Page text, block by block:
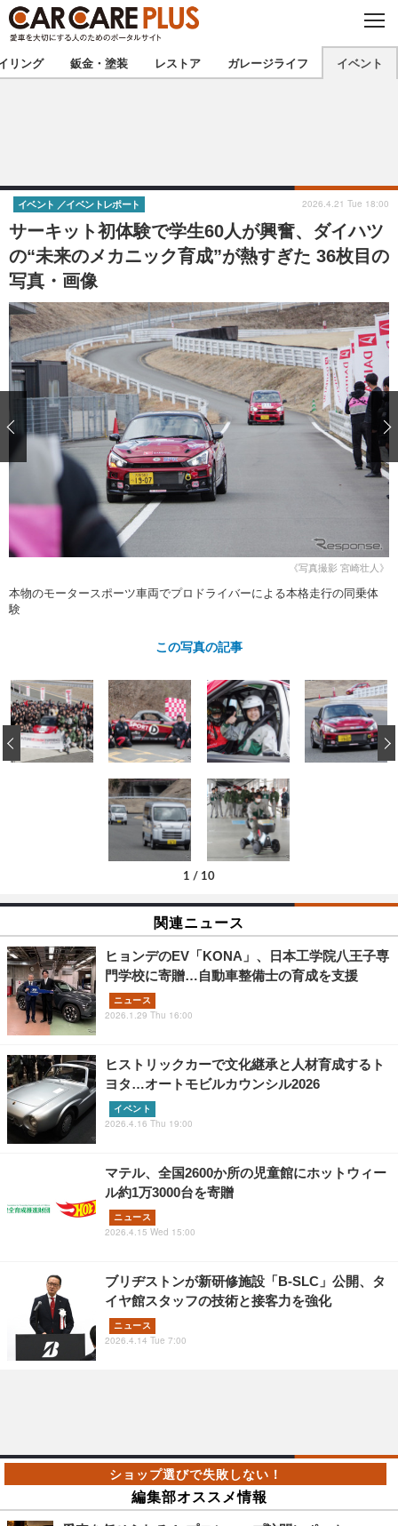
C
O
S
E
★カーケアプラス認定★ 厳選プロショップを地域から探す
甲信越 北陸
東海 関西
中国
九州 沖縄
注目の記事
ショップレポート 愛車 File
自動車豆知識 ストップ！不具合修理＆粗悪修理
鈑金・塗装
ディテイリング
ディテイリング
ヘッドライト磨き
フィルム・ラッピング
鈑金・塗装
小キズ直し
特集記事
ストップ 不具合修理＆粗悪修理
ショップ紹介
ショップレポート プロショップ検索
レストア
カーメーカー「旧車」関連プロジ
コラム
イベント
リング 鈑金・塗装 レストア ガレージライフ イベント
サーキット初体験で学生60人が興奮、ダイハツ
の“未来のメカニック育成”が熱すぎた 36枚目の
写真・画像
イベント イベントレポート 2026.4.21 Tue 18:00
《写真撮影 宮崎壮人》
本物のモータースポーツ車両でプロドライバーによる本格走行の同乗体
験
この写真の記事
1 / 10
‹
関連ニュース
ヒョンデのEV「KONA」、日本工学院八王子専
門学校に寄贈…自動車整備士の育成を支援
ニュース
2026.1.29 Thu 16:00
ヒストリックカーで文化継承と人材育成するト
ヨタ…オートモビルカウンシル2026
イベント
2026.4.16 Thu 19:00
マテル、全国2600か所の児童館にホットウィー
ル約1万3000台を寄贈
ニュース
2026.4.15 Wed 15:00
ブリヂストンが新研修施設「B-SLC」公開、タ
イヤ館スタッフの技術と接客力を強化
ニュース
2026.4.14 Tue 7:00
編集部オススメ情報